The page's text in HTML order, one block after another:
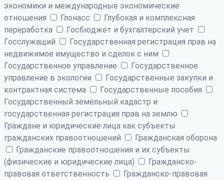
экономики и международные экономические
отношения
Глонасс
Глубокая и комплексная
переработка
Госбюджет и бухгалтерский учет
Госслужащий
Государственная регистрация прав на
недвижимое имущество и сделок с ним
Государственное управление
Государственное
управление в экологии
Государственные закупки и
контрактная система
Государственные пособия
Государственный земельный кадастр и
государственная регистрация прав на землю
Граждане и юридические лица как субъекты
гражданских правоотношений
Гражданская оборона
Гражданские правоотношения и их субъекты
(физические и юридические лица)
Гражданско-
правовая ответственность
Гражданско-правовая